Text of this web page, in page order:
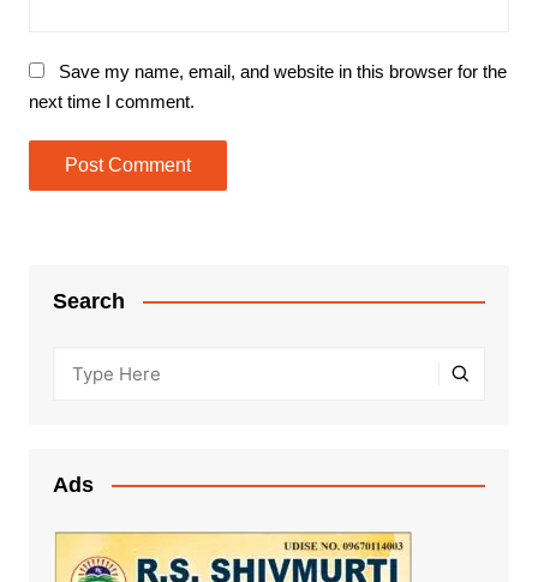
Save my name, email, and website in this browser for the
next time I comment.
Search
Ads